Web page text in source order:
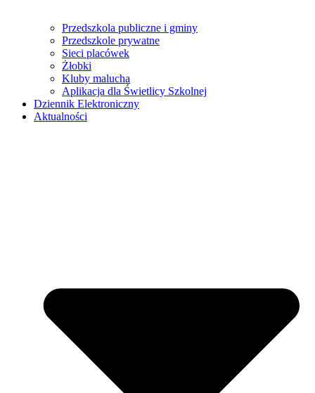
Przedszkola publiczne i gminy
Przedszkole prywatne
Sieci placówek
Żłobki
Kluby malucha
Aplikacja dla Świetlicy Szkolnej
Dziennik Elektroniczny
Aktualności